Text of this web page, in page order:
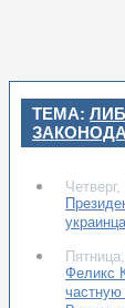
ТЕМА:
Четверг,
Пятница,
Феликс